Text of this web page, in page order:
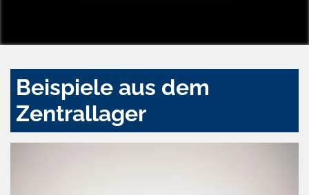
Beispiele aus dem
Zentrallager